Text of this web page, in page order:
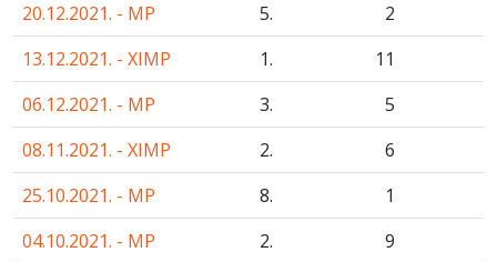
20.12.2021. - MP
5.
2
13.12.2021. - XIMP
1.
11
06.12.2021. - MP
3.
5
08.11.2021. - XIMP
2.
6
25.10.2021. - MP
8.
1
04.10.2021. - MP
2.
9